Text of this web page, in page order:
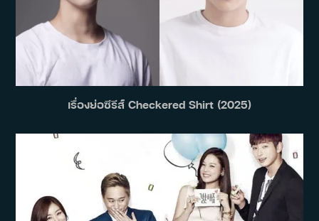
เรื่องย่อซีรีส์ Checkered Shirt (2025)